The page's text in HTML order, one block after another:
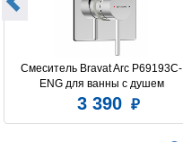
Смеситель Bravat Arc P69193C-
ENG для ванны с душем
3 390